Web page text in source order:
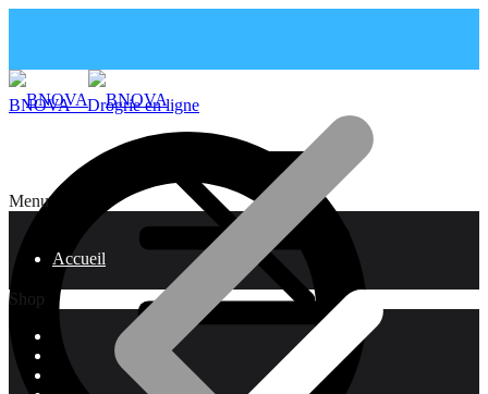
Menu
Accueil
Shop
BNOVA – Drogrie en ligne